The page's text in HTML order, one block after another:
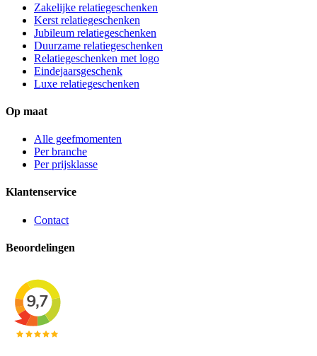
Zakelijke relatiegeschenken
Kerst relatiegeschenken
Jubileum relatiegeschenken
Duurzame relatiegeschenken
Relatiegeschenken met logo
Eindejaarsgeschenk
Luxe relatiegeschenken
Op maat
Alle geefmomenten
Per branche
Per prijsklasse
Klantenservice
Contact
Beoordelingen